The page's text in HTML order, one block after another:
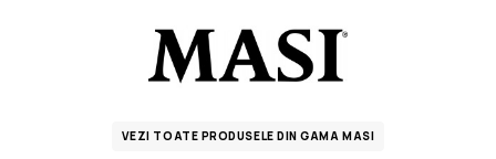
VEZI TOATE PRODUSELE DIN GAMA MASI